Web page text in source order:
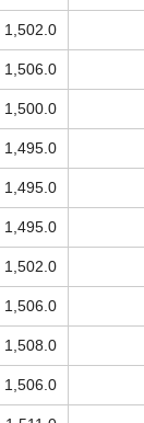
1,502.0
1,506.0
1,500.0
1,495.0
1,495.0
1,495.0
1,502.0
1,506.0
1,508.0
1,506.0